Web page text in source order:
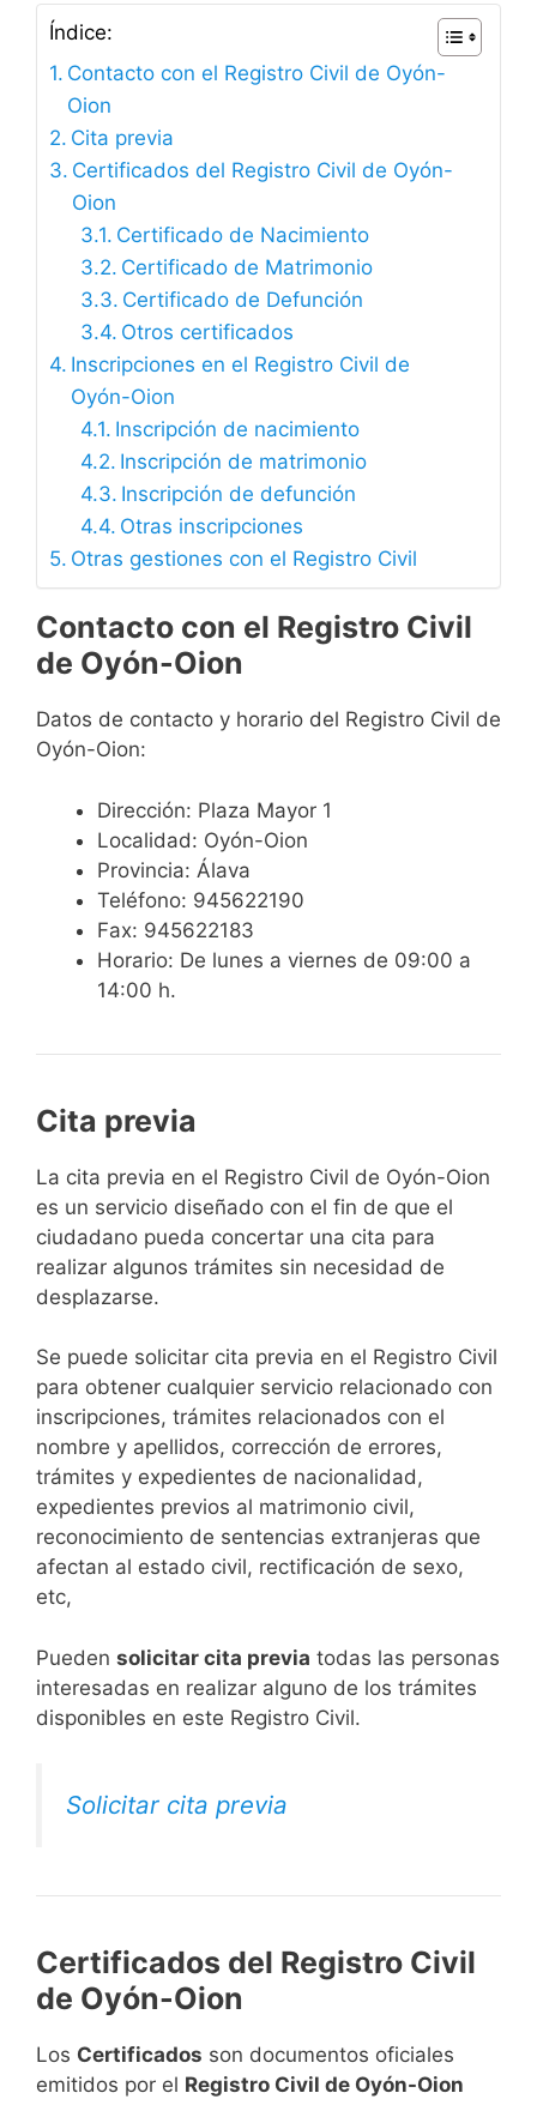
Índice:
Contacto con el Registro Civil de Oyón-
Oion
Cita previa
Certificados del Registro Civil de Oyón-
Oion
Certificado de Nacimiento
Certificado de Matrimonio
Certificado de Defunción
Otros certificados
Inscripciones en el Registro Civil de
Oyón-Oion
Inscripción de nacimiento
Inscripción de matrimonio
Inscripción de defunción
Otras inscripciones
Otras gestiones con el Registro Civil
Contacto con el Registro Civil
de Oyón-Oion
Datos de contacto y horario del Registro Civil de
Oyón-Oion:
Dirección: Plaza Mayor 1
Localidad: Oyón-Oion
Provincia: Álava
Teléfono: 945622190
Fax: 945622183
Horario: De lunes a viernes de 09:00 a
14:00 h.
Cita previa
​​​​​​​​​​​​​​​​​​​​​​​​​​​​La cita previa en el Registro Civil de Oyón-Oion
es un servicio diseñado con el fin de que el
ciudadano pueda concertar una cita para
realizar algunos trámites sin necesidad de
desplazarse.​
Se puede solicitar cita previa en el Registro Civil
para obtener cualquier servicio relacionado con
inscripciones, trámites relacionados con el
nombre y apellidos, corrección de errores,
trámites y expedientes de nacionalidad,
expedientes previos al matrimonio civil,
reconocimiento de sentencias extranjeras que
afectan al estado civil, rectificación de sexo,
etc,
​Pueden solicitar cita previa todas las personas
interesadas en realizar alguno de los trámites
disponibles en este Registro Civil.​
Solicitar cita previa
Certificados del Registro Civil
de Oyón-Oion
Los Certificados son documentos oficiales
emitidos por el Registro Civil de Oyón-Oion